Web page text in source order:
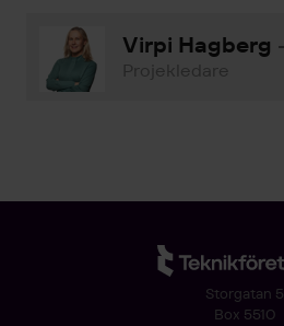
Virpi Hagberg
Projekledare
Storgatan 5
Box 5510